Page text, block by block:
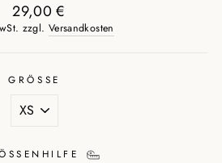
Normaler
Preis
29,00 €
zzgl. Versandkosten
GRÖSSE